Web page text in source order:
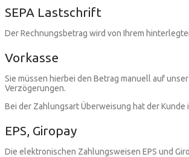
SEPA Lastschrift
Der Rechnungsbetrag wird von Ihrem
Vorkasse
Sie müssen hierbei den Betrag manuell auf
Verzögerungen.
Bei der Zahlungsart Überweisung hat der
EPS, Giropay
Die elektronischen Zahlungsweisen EPS und